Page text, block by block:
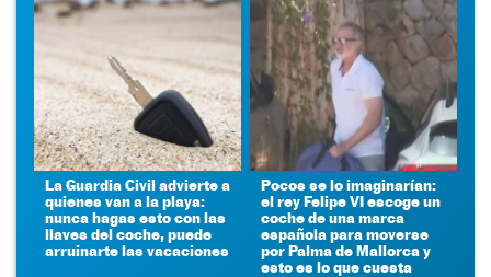
La Guardia Civil advierte a
quienes van a la playa:
nunca hagas esto con las
llaves del coche, puede
arruinarte las vacaciones
Pocos se lo imaginarían:
el rey Felipe VI escoge un
coche de una marca
española para moverse
por Palma de Mallorca y
esto es lo que cuesta